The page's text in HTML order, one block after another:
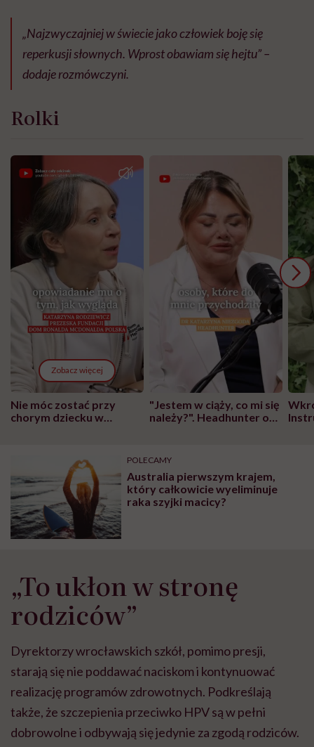
„Najzwyczajniej w świecie jako człowiek boję się
reperkusji słownych. Wprost obawiam się hejtu” –
dodaje rozmówczyni.
Rolki
Zobacz więcej
Nie móc zostać przy
chorym dziecku w
głupota i brak
wyobraźni"
"Jestem w ciąży, co mi się
należy?". Headhunter o
pracy
POLECAMY
Australia pierwszym krajem,
który całkowicie wyeliminuje
raka szyjki macicy?
„To ukłon w stronę
rodziców”
Dyrektorzy wrocławskich szkół, pomimo presji,
starają się nie poddawać naciskom i kontynuować
realizację programów zdrowotnych. Podkreślają
także, że szczepienia przeciwko HPV są w pełni
dobrowolne i odbywają się jedynie za zgodą rodziców.